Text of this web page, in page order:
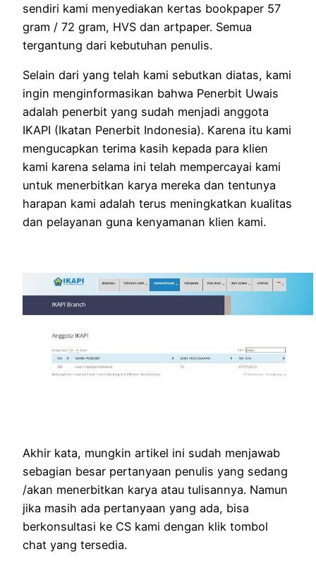
sendiri kami menyediakan kertas bookpaper 57
gram / 72 gram, HVS dan artpaper. Semua
tergantung dari kebutuhan penulis.
Selain dari yang telah kami sebutkan diatas, kami
ingin menginformasikan bahwa Penerbit Uwais
adalah penerbit yang sudah menjadi anggota
IKAPI (Ikatan Penerbit Indonesia). Karena itu kami
mengucapkan terima kasih kepada para klien
kami karena selama ini telah mempercayai kami
untuk menerbitkan karya mereka dan tentunya
harapan kami adalah terus meningkatkan kualitas
dan pelayanan guna kenyamanan klien kami.
Akhir kata, mungkin artikel ini sudah menjawab
sebagian besar pertanyaan penulis yang sedang
/akan menerbitkan karya atau tulisannya. Namun
jika masih ada pertanyaan yang ada, bisa
berkonsultasi ke CS kami dengan klik tombol
chat yang tersedia.